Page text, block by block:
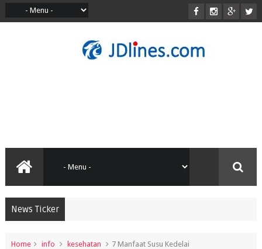
News Ticker
Home info kesehatan 7 Manfaat Susu Kedelai